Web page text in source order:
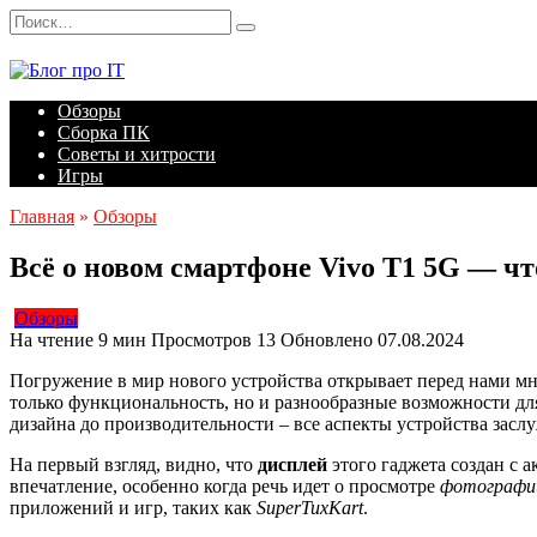
Перейти
к
содержанию
Search
for:
Обзоры
Сборка ПК
Советы и хитрости
Игры
Главная » Обзоры
Всё о новом смартфоне Vivo T1 5G —
Обзоры
На чтение 9 мин Просмотров 13 Обновлено 07.08.2024
Погружение в мир нового устройства открывает перед нами
только функциональность, но и разнообразные возможности
дизайна до производительности – все аспекты устройства
На первый взгляд, видно, что дисплей этого гаджета создан с
впечатление, особенно когда речь идет о просмотре
приложений и игр, таких как SuperTuxKart.